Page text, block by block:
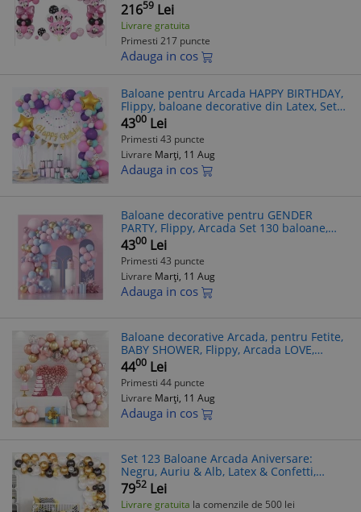
21659 Lei
Livrare gratuita
Primesti 217 puncte
Adauga in cos
Baloane pentru Arcada HAPPY BIRTHDAY,
Flippy, baloane decorative din Latex, Set
Mix 127 Baloane Colorate, Multicolor
4300 Lei
Primesti 43 puncte
Livrare Marți, 11 Aug
Adauga in cos
Baloane decorative pentru GENDER
PARTY, Flippy, Arcada Set 130 baloane,
Arcul de Baloane Roz si Albastru, Baloane
Confetti Aurii, Multicolor
4300 Lei
Primesti 43 puncte
Livrare Marți, 11 Aug
Adauga in cos
Baloane decorative Arcada, pentru Fetite,
BABY SHOWER, Flippy, Arcada LOVE,
decorativa, set mix din 82 baloane Latex,
Rose Gold
4400 Lei
Primesti 44 puncte
Livrare Marți, 11 Aug
Adauga in cos
Set 123 Baloane Arcada Aniversare:
Negru, Auriu & Alb, Latex & Confetti,
Accesorii Incluse - Decor Petrecere
Premium
7952 Lei
Livrare gratuita la comenzile de 500 lei